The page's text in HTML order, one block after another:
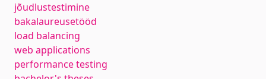
jõudlustestimine
bakalaureusetööd
load balancing
web applications
performance testing